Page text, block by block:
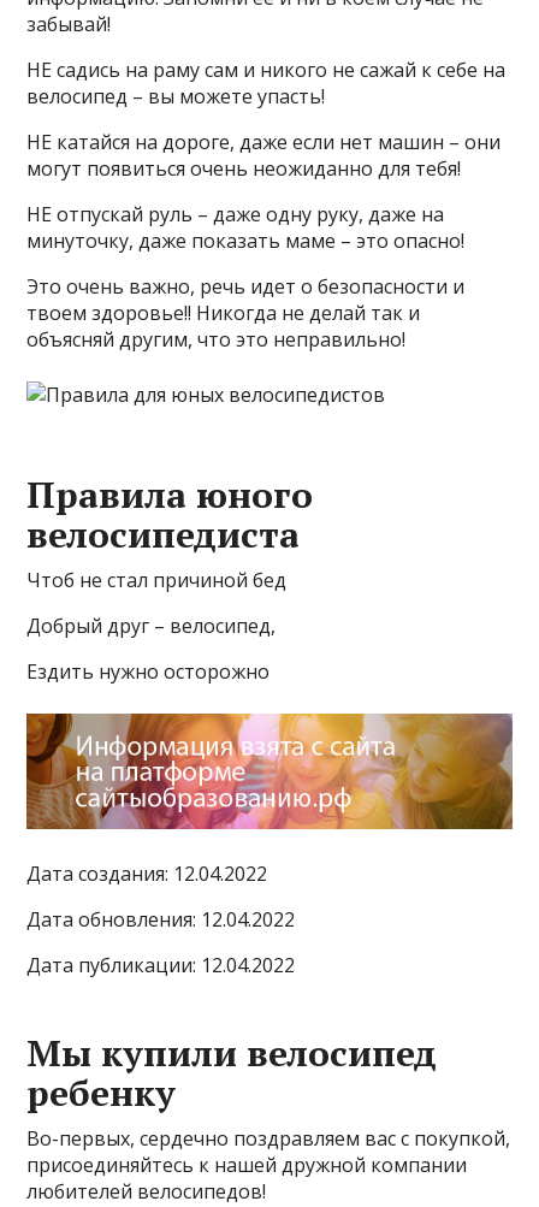
забывай!
НЕ садись на раму сам и никого не сажай к себе на
велосипед – вы можете упасть!
НЕ катайся на дороге, даже если нет машин – они
могут появиться очень неожиданно для тебя!
НЕ отпускай руль – даже одну руку, даже на
минуточку, даже показать маме – это опасно!
Это очень важно, речь идет о безопасности и
твоем здоровье!! Никогда не делай так и
объясняй другим, что это неправильно!
Правила юного
велосипедиста
Чтоб не стал причиной бед
Добрый друг – велосипед,
Ездить нужно осторожно
Дата создания: 12.04.2022
Дата обновления: 12.04.2022
Дата публикации: 12.04.2022
Мы купили велосипед
ребенку
Во-первых, сердечно поздравляем вас с покупкой,
присоединяйтесь к нашей дружной компании
любителей велосипедов!